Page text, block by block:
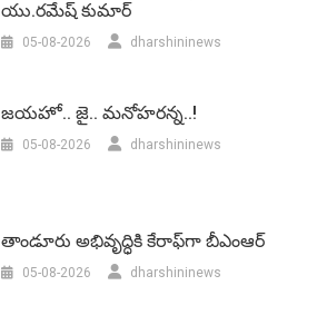
యు.రమేష్‌ కుమార్
05-08-2026 dharshininews
జయహో.. జై.. మనోహరన్న..!
05-08-2026 dharshininews
తాండూరు అభివృద్ధికి కేరాఫ్‌గా బీఎంఆర్‌
05-08-2026 dharshininews